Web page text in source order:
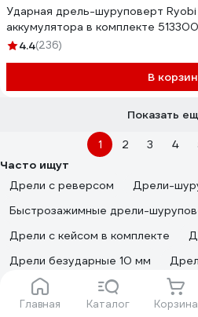
Главная Каталог Корзина
Ударная дрель-шуруповерт Ryobi
аккумулятора в комплекте
4.4(236)
В
Показать
1 2 3 4
Часто ищут
Дрели с реверсом
Дрели-
Быстрозажимные дрели-
Дрели с кейсом в комплекте
Дрели безударные 10 мм
Дрели 16 мм
Быстрозажимные дрели-